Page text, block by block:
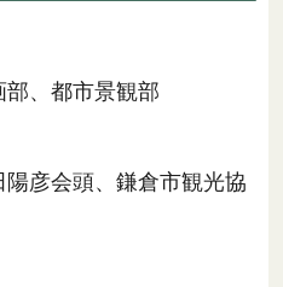
、都市景観部
彦会頭、鎌倉市観光協